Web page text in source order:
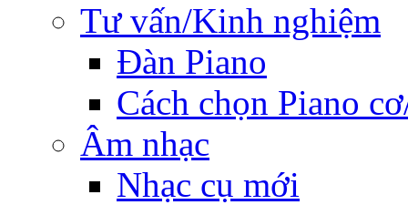
Tư vấn/Kinh nghiệm
Đàn Piano
Cách chọn Piano
Âm nhạc
Nhạc cụ mới